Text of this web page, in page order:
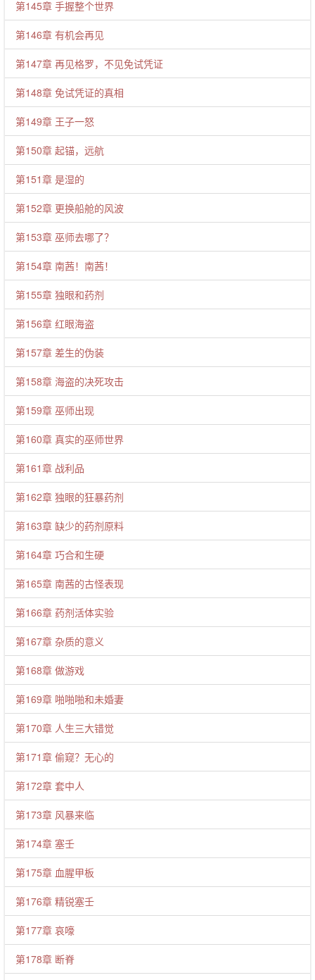
第145章 手握整个世界
第146章 有机会再见
第147章 再见格罗，不见免试凭证
第148章 免试凭证的真相
第149章 王子一怒
第150章 起锚，远航
第151章 是湿的
第152章 更换船舱的风波
第153章 巫师去哪了？
第154章 南茜！南茜！
第155章 独眼和药剂
第156章 红眼海盗
第157章 差生的伪装
第158章 海盗的决死攻击
第159章 巫师出现
第160章 真实的巫师世界
第161章 战利品
第162章 独眼的狂暴药剂
第163章 缺少的药剂原料
第164章 巧合和生硬
第165章 南茜的古怪表现
第166章 药剂活体实验
第167章 杂质的意义
第168章 做游戏
第169章 啪啪啪和未婚妻
第170章 人生三大错觉
第171章 偷窥？无心的
第172章 套中人
第173章 风暴来临
第174章 塞壬
第175章 血腥甲板
第176章 精锐塞壬
第177章 哀嚎
第178章 断脊